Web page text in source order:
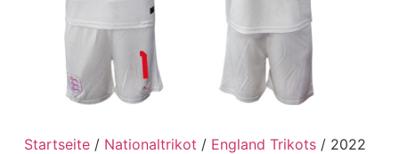
Startseite/ Nationaltrikot / England Trikots/ 2022